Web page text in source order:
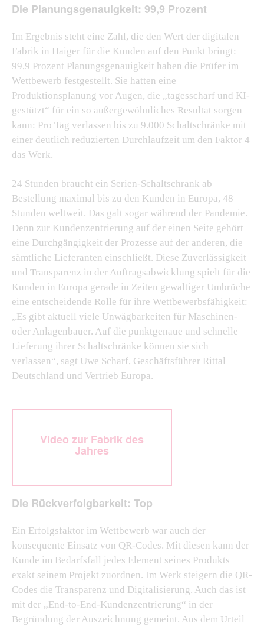
Die Planungsgenauigkeit: 99,9 Prozent
Im Ergebnis steht eine Zahl, die den Wert der digitalen
Fabrik in Haiger für die Kunden auf den Punkt bringt:
99,9 Prozent Planungsgenauigkeit haben die Prüfer im
Wettbewerb festgestellt. Sie hatten eine
Produktionsplanung vor Augen, die „tagesscharf und KI-
gestützt“ für ein so außergewöhnliches Resultat sorgen
kann: Pro Tag verlassen bis zu 9.000 Schaltschränke mit
einer deutlich reduzierten Durchlaufzeit um den Faktor 4
das Werk.
24 Stunden braucht ein Serien-Schaltschrank ab
Bestellung maximal bis zu den Kunden in Europa, 48
Stunden weltweit. Das galt sogar während der Pandemie.
Denn zur Kundenzentrierung auf der einen Seite gehört
eine Durchgängigkeit der Prozesse auf der anderen, die
sämtliche Lieferanten einschließt. Diese Zuverlässigkeit
und Transparenz in der Auftragsabwicklung spielt für die
Kunden in Europa gerade in Zeiten gewaltiger Umbrüche
eine entscheidende Rolle für ihre Wettbewerbsfähigkeit:
„Es gibt aktuell viele Unwägbarkeiten für Maschinen-
oder Anlagenbauer. Auf die punktgenaue und schnelle
Lieferung ihrer Schaltschränke können sie sich
verlassen“, sagt Uwe Scharf, Geschäftsführer Rittal
Deutschland und Vertrieb Europa.
Video zur Fabrik des
Jahres
Die Rückverfolgbarkeit: Top
Ein Erfolgsfaktor im Wettbewerb war auch der
konsequente Einsatz von QR-Codes. Mit diesen kann der
Kunde im Bedarfsfall jedes Element seines Produkts
exakt seinem Projekt zuordnen. Im Werk steigern die QR-
Codes die Transparenz und Digitalisierung. Auch das ist
mit der „End-to-End-Kundenzentrierung“ in der
Begründung der Auszeichnung gemeint. Aus dem Urteil